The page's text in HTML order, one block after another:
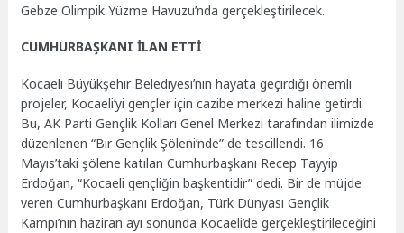
Gebze Olimpik Yüzme Havuzu’nda gerçekleştirilecek.
CUMHURBAŞKANI İLAN ETTİ
Kocaeli Büyükşehir Belediyesi’nin hayata geçirdiği önemli
projeler, Kocaeli’yi gençler için cazibe merkezi haline getirdi.
Bu, AK Parti Gençlik Kolları Genel Merkezi tarafından ilimizde
düzenlenen “Bir Gençlik Şöleni’nde” de tescillendi. 16
Mayıs’taki şölene katılan Cumhurbaşkanı Recep Tayyip
Erdoğan, “Kocaeli gençliğin başkentidir” dedi. Bir de müjde
veren Cumhurbaşkanı Erdoğan, Türk Dünyası Gençlik
Kampı’nın haziran ayı sonunda Kocaeli’de gerçekleştirileceğini